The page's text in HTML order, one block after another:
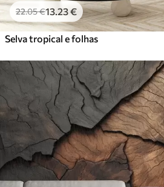
22.05€13 .23€
Selva tropical e folhas